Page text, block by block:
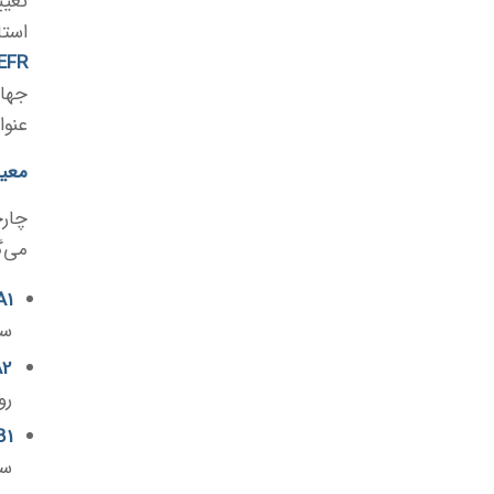
(
(
(